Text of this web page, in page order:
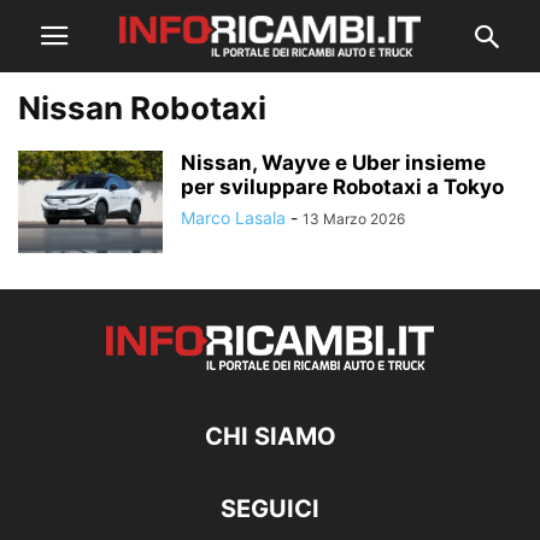
Nissan Robotaxi
Nissan, Wayve e Uber insieme
per sviluppare Robotaxi a Tokyo
Marco Lasala - 13 Marzo 2026
CHI SIAMO
SEGUICI